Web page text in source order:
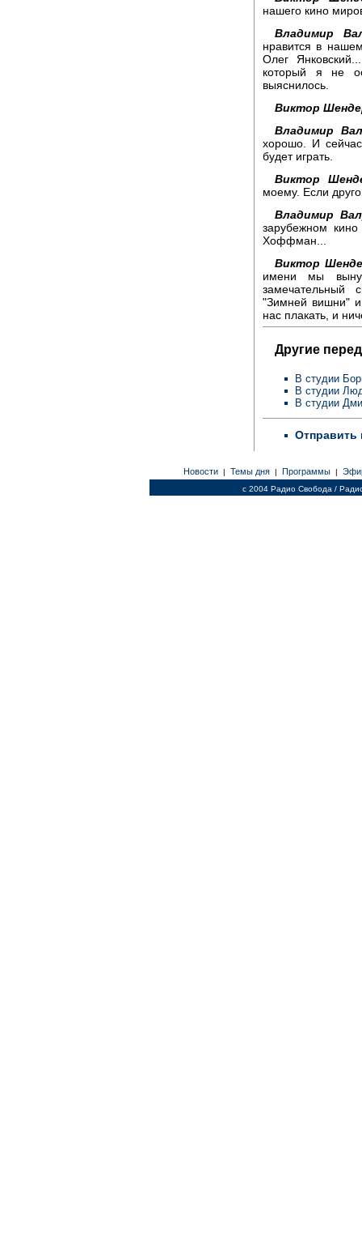
нашего кино
Владимир
нравится в
Олег
который я не
выяснилось.
Виктор
Владимир
хорошо. И
будет играть.
Виктор
моему. Если
Владимир
зарубежном
Хоффман...
Виктор
имени мы
замечательный
"Зимней вишни" и
нас плакать, и
Другие
В студии
В студии
В студии
Отправить
Новости | Темы дня | Программы |
c 2004 Радио Свобода /